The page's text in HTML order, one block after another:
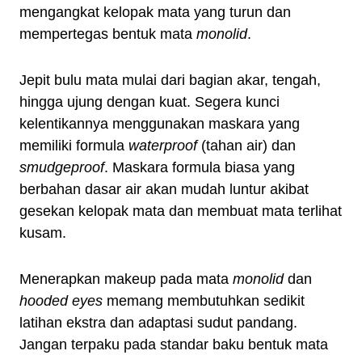
mengangkat kelopak mata yang turun dan
mempertegas bentuk mata monolid.
Jepit bulu mata mulai dari bagian akar, tengah,
hingga ujung dengan kuat. Segera kunci
kelentikannya menggunakan maskara yang
memiliki formula waterproof(tahan air) dan
smudgeproof. Maskara formula biasa yang
berbahan dasar air akan mudah luntur akibat
gesekan kelopak mata dan membuat mata terlihat
kusam.
Menerapkan makeup pada mata monoliddan
hooded eyes memang membutuhkan sedikit
latihan ekstra dan adaptasi sudut pandang.
Jangan terpaku pada standar baku bentuk mata